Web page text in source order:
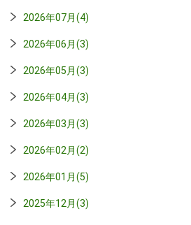
2026年07月(4)
2026年06月(3)
2026年05月(3)
2026年04月(3)
2026年03月(3)
2026年02月(2)
2026年01月(5)
2025年12月(3)